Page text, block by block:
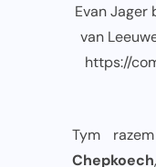
Evan Jager
van
https://
Tym
Chepkoech